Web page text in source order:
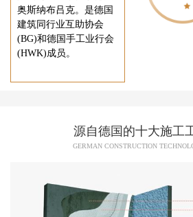
奥斯纳布吕克。是德国
建筑同行业互助协会
(BG)和德国手工业行会
(HWK)成员。
源自德国的十大施工
GERMAN CONSTRUCTION